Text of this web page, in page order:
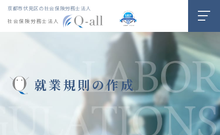
京都市伏見区の社会保険労務士法人
社会保険労務士法人
就業規則の作成